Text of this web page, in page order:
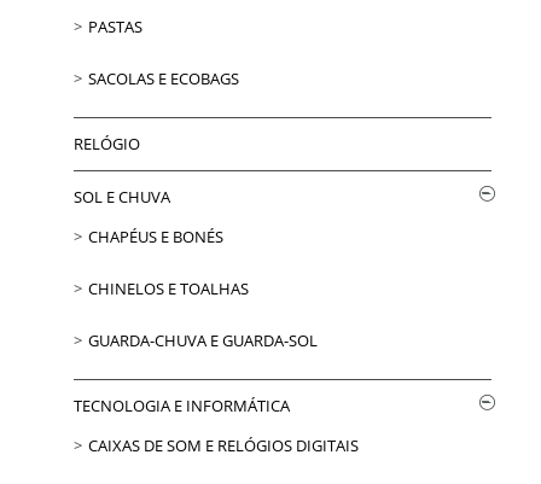
PASTAS
SACOLAS E ECOBAGS
RELÓGIO
SOL E CHUVA
CHAPÉUS E BONÉS
CHINELOS E TOALHAS
GUARDA-CHUVA E GUARDA-SOL
TECNOLOGIA E INFORMÁTICA
CAIXAS DE SOM E RELÓGIOS DIGITAIS